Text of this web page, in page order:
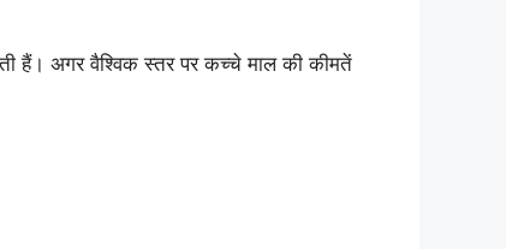
हैं। अगर वैश्विक स्तर पर कच्चे माल की कीमतें